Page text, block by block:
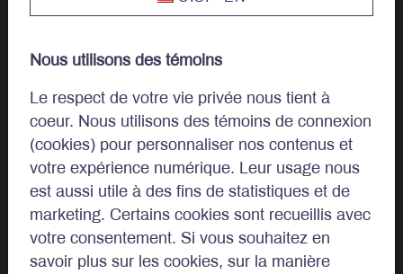
Nous utilisons des témoins
Le respect de votre vie privée nous tient à
coeur. Nous utilisons des témoins de connexion
(cookies) pour personnaliser nos contenus et
votre expérience numérique. Leur usage nous
est aussi utile à des fins de statistiques et de
marketing. Certains cookies sont recueillis avec
votre consentement. Si vous souhaitez en
savoir plus sur les cookies, sur la manière
Clients privés
Approche
Philosophie d’investissement
Investissement Durable
Gestion de portefeuille